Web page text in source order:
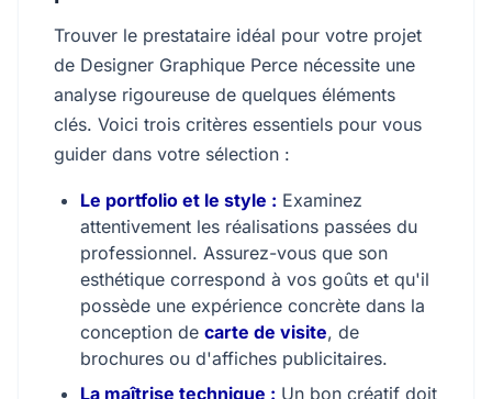
Trouver le prestataire idéal pour votre projet
de Designer Graphique Perce nécessite une
analyse rigoureuse de quelques éléments
clés. Voici trois critères essentiels pour vous
guider dans votre sélection :
Le portfolio et le style : Examinez
attentivement les réalisations passées du
professionnel. Assurez-vous que son
esthétique correspond à vos goûts et qu'il
possède une expérience concrète dans la
conception de carte de visite, de
brochures ou d'affiches publicitaires.
La maîtrise technique : Un bon créatif doit